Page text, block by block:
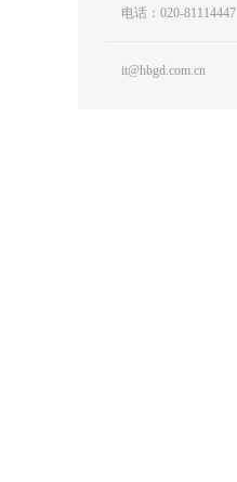
电话：020-81114447
it@hbgd.com.cn